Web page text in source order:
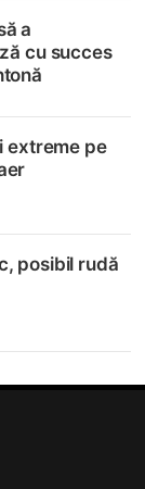
a
cu succes
extreme pe
posibil rudă